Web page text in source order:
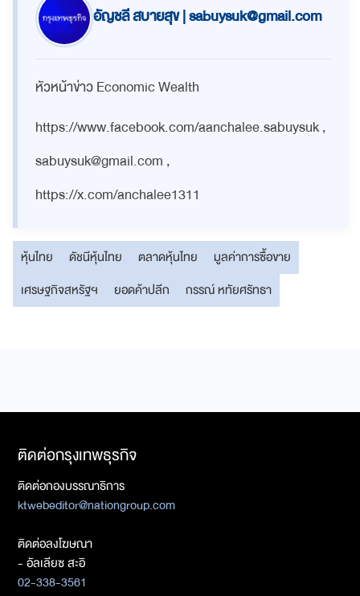
อัญชลี สบายสุข |sabuysuk@gmail.com
หัวหน้าข่าว Economic Wealth
https://www.facebook.com/aanchalee.sabuysuk ,
sabuysuk@gmail.com ,
https://x.com/anchalee1311
หุ้นไทย ดัชนีหุ้นไทย ตลาดหุ้นไทย
มูลค่าการซื้อขาย
เศรษฐกิจสหรัฐฯ
ยอดค้าปลีก กรรณ์ หทัยศรัทธา
ติดต่อกรุงเทพธุรกิจ
ติดต่อกองบรรณาธิการ
ktwebeditor@nationgroup.com
ติดต่อลงโฆษณา
- อัลเลียซ สะอิ
02-338-3561